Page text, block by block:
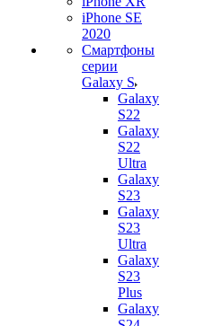
iPhone SE
2020
Смартфоны
серии
Galaxy S
Galaxy
S22
Galaxy
S22
Ultra
Galaxy
S23
Galaxy
S23
Ultra
Galaxy
S23
Plus
Galaxy